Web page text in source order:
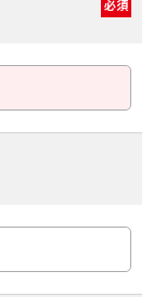
必須